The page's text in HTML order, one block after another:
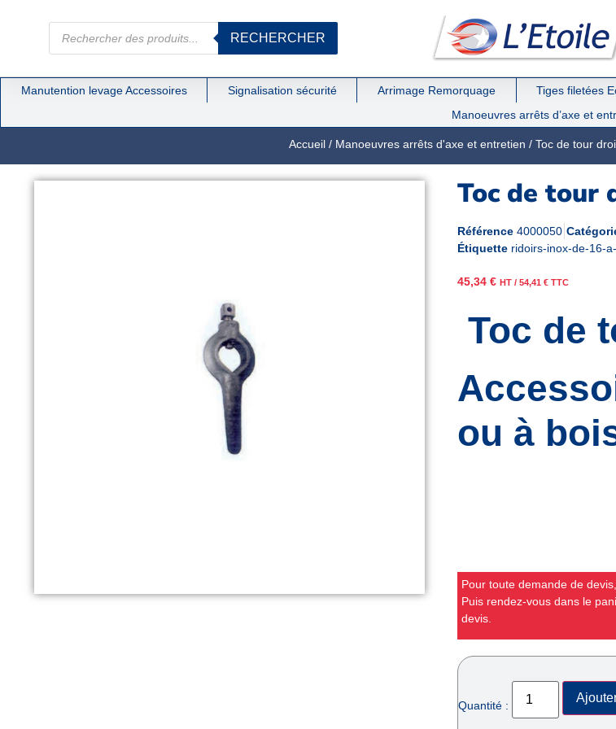
RECHERCHER
Manutention levage Accessoires Signalisation sécurité Arrimage Remorquage Tiges filetées
Manoeuvres arrêts d’axe et
Accueil/ Manoeuvres arrêts d'axe et entretien / Toc de tour
Toc de tour
Référence 4000050
Étiquette ridoirs-inox-de-16-
45,34 € HT / 54,41 € TTC
Toc de
ou à
Pour toute demande de
Puis rendez-vous dans le
devis.
Quantité :